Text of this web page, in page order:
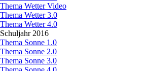
Thema Wetter Video
Thema Wetter 3.0
Thema Wetter 4.0
Schuljahr 2016
Thema Sonne 1.0
Thema Sonne 2.0
Thema Sonne 3.0